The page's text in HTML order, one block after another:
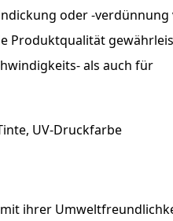
oder -
Produktqualität
als auch für
mit ihrer